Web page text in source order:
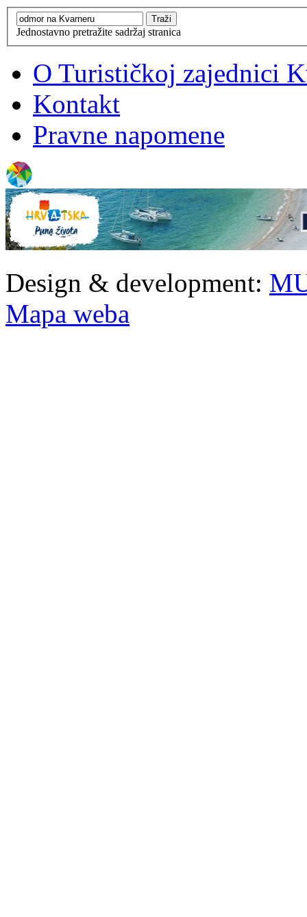
Jednostavno pretražite sadržaj stranica
O Turističkoj zajednici
Kontakt
Pravne napomene
Design & development:
Mapa weba